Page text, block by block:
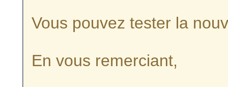
Vous pouvez tester la
En vous remerciant,